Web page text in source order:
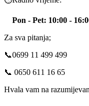
Pon - Pet: 10:00 -
Za sva pitanja;
📞0699 11 499 499
📞 0650 611 16 65
Hvala vam na